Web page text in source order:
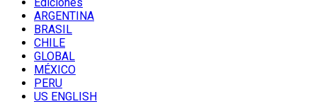
ARGENTINA
BRASIL
CHILE
GLOBAL
MÉXICO
PERU
US ENGLISH